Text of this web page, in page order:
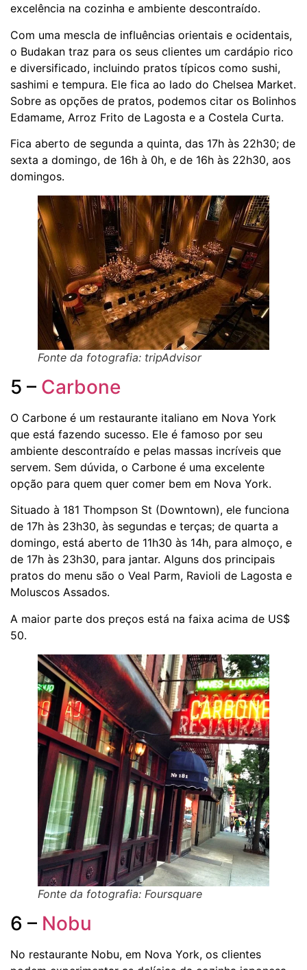
excelência na cozinha e ambiente descontraído.
Com uma mescla de influências orientais e ocidentais,
o Budakan traz para os seus clientes um cardápio rico
e diversificado, incluindo pratos típicos como sushi,
sashimi e tempura. Ele fica ao lado do Chelsea Market.
Sobre as opções de pratos, podemos citar os Bolinhos
Edamame, Arroz Frito de Lagosta e a Costela Curta.
Fica aberto de segunda a quinta, das 17h às 22h30; de
sexta a domingo, de 16h à 0h, e de 16h às 22h30, aos
domingos.
Fonte da fotografia: tripAdvisor
5 – Carbone
O Carbone é um restaurante italiano em Nova York
que está fazendo sucesso. Ele é famoso por seu
ambiente descontraído e pelas massas incríveis que
servem. Sem dúvida, o Carbone é uma excelente
opção para quem quer comer bem em Nova York.
Situado à 181 Thompson St (Downtown), ele funciona
de 17h às 23h30, às segundas e terças; de quarta a
domingo, está aberto de 11h30 às 14h, para almoço, e
de 17h às 23h30, para jantar. Alguns dos principais
pratos do menu são o Veal Parm, Ravioli de Lagosta e
Moluscos Assados.
A maior parte dos preços está na faixa acima de US$
50.
Fonte da fotografia: Foursquare
6 – Nobu
No restaurante Nobu, em Nova York, os clientes